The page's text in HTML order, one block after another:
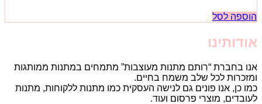
הוספה לסל
אודותינו
אנו בחברת “רותם מתנות מעוצבות” מתמחים במתנות ממותגות
ומזכרות לכל שלב משמח בחיים.
כמו כן, אנו פונים גם לנישה העסקית כמו מתנות ללקוחות, מתנות
לעובדים, מוצרי פרסום ועוד.